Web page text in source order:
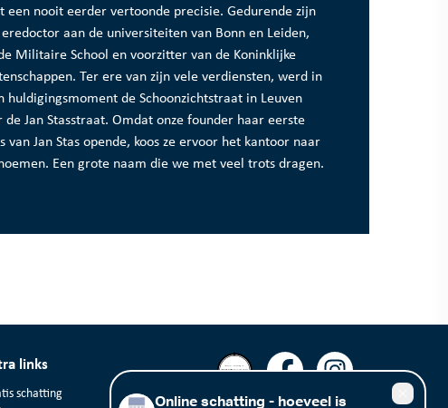
een nooit eerder vertoonde precisie. Gedurende zijn
aan de universiteiten van Bonn en Leiden,
Militaire School en voorzitter van de Koninklijke
Ter ere van zijn vele verdiensten, werd in
huldigingsmoment de Schoonzichtstraat in Leuven
Jan Stasstraat. Omdat onze founder haar eerste
van Jan Stas opende, koos ze ervoor het kantoor naar
Een grote naam die we met veel trots dragen.
links
schatting